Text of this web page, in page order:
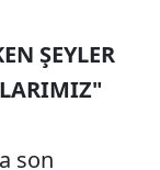
ŞEYLER
son